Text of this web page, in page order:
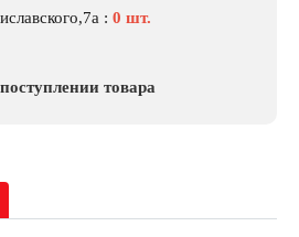
: 0 шт.
товара